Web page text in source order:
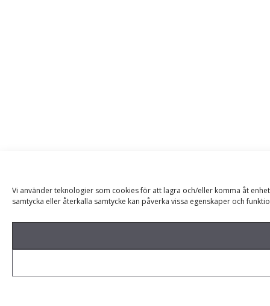
Vi använder teknologier som cookies för att lagra och/eller komma åt
samtycka eller återkalla samtycke kan påverka vissa egenskaper och